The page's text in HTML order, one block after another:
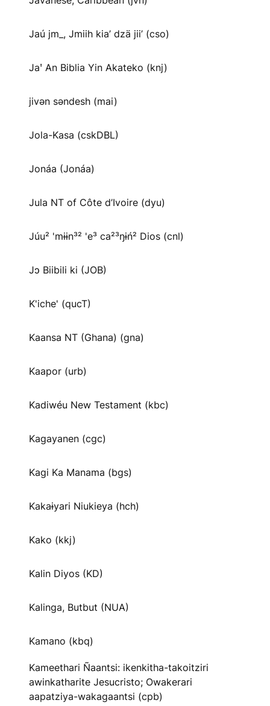
Jaú jm_, Jmiih kia’ dzä jii’ (cso)
Jaꞌ An Biblia Yin Akateko (knj)
jivən səndesh (mai)
Jola-Kasa (cskDBL)
Jonáa (Jonáa)
Jula NT of Côte d’Ivoire (dyu)
Júu² 'mɨɨn³² 'e³ ca²³ŋɨń² Dios (cnl)
Jɔ Biibili ki (JOB)
K'iche' (qucT)
Kaansa NT (Ghana) (gna)
Kaapor (urb)
Kadiwéu New Testament (kbc)
Kagayanen (cgc)
Kagi Ka Manama (bgs)
Kakaɨyari Niukieya (hch)
Kako (kkj)
Kalin Diyos (KD)
Kalinga, Butbut (NUA)
Kamano (kbq)
Kameethari Ñaantsi: ikenkitha-takoitziri
awinkatharite Jesucristo; Owakerari
aapatziya-wakagaantsi (cpb)